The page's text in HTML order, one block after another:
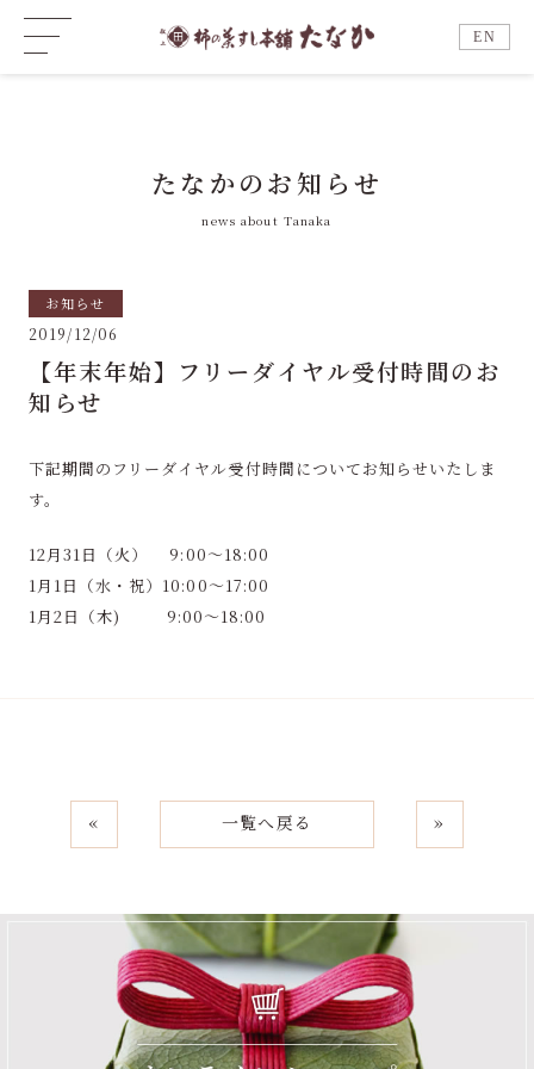
EN
たなかのお知らせ
news about Tanaka
お知らせ
2019/12/06
【年末年始】フリーダイヤル受付時間のお
知らせ
下記期間のフリーダイヤル受付時間についてお知らせいたしま
す。
12月31日（火） 9:00～18:00
1月1日（水・祝）10:00～17:00
1月2日（木) 9:00～18:00
« 一覧へ戻る »